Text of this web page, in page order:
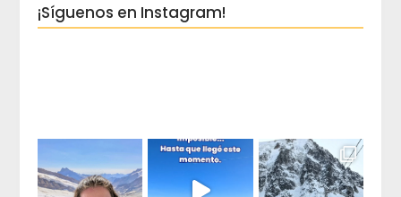
¡Síguenos en Instagram!